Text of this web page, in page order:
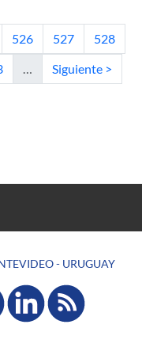
Points of Subadditive
Página
526 Página
527 Página
528
… Siguiente página
Siguiente >
- URUGUAY